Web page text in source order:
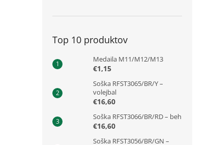
Top 10 produktov
Medaila M11/M12/M13
€1,15
Soška RFST3065/BR/Y –
volejbal
€16,60
Soška RFST3066/BR/RD – beh
€16,60
Soška RFST3056/BR/GN –